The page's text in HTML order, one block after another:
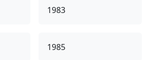
1983
1985